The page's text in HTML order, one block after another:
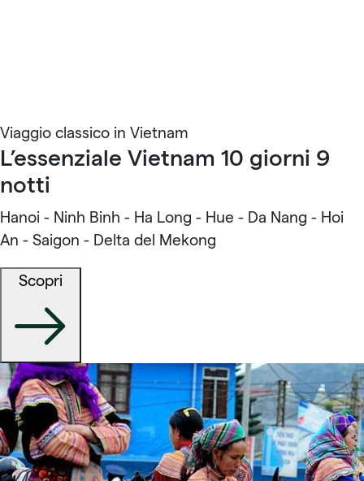
Viaggio classico in Vietnam
L’essenziale Vietnam 10 giorni 9
notti
Hanoi - Ninh Binh - Ha Long - Hue - Da Nang - Hoi
An - Saigon - Delta del Mekong
Scopri